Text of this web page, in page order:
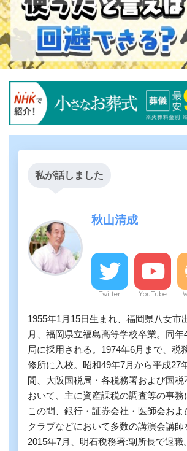
私が話しました
秋山清成
Twitter YouTube
1955年1月15日生まれ、福岡県八女市
月、福岡県立福島高等学校卒業。同
局に採用される。1974年6月まで、税
修所に入校。昭和49年7月から平成27
間、大阪国税局・各税務署および国税
おいて、主に資産課税の調査等の事務
この間、銀行・証券会社・医師会お
クラブなどにおいて多数の講演会講師
2015年7月、明石税務署:副所長で退職